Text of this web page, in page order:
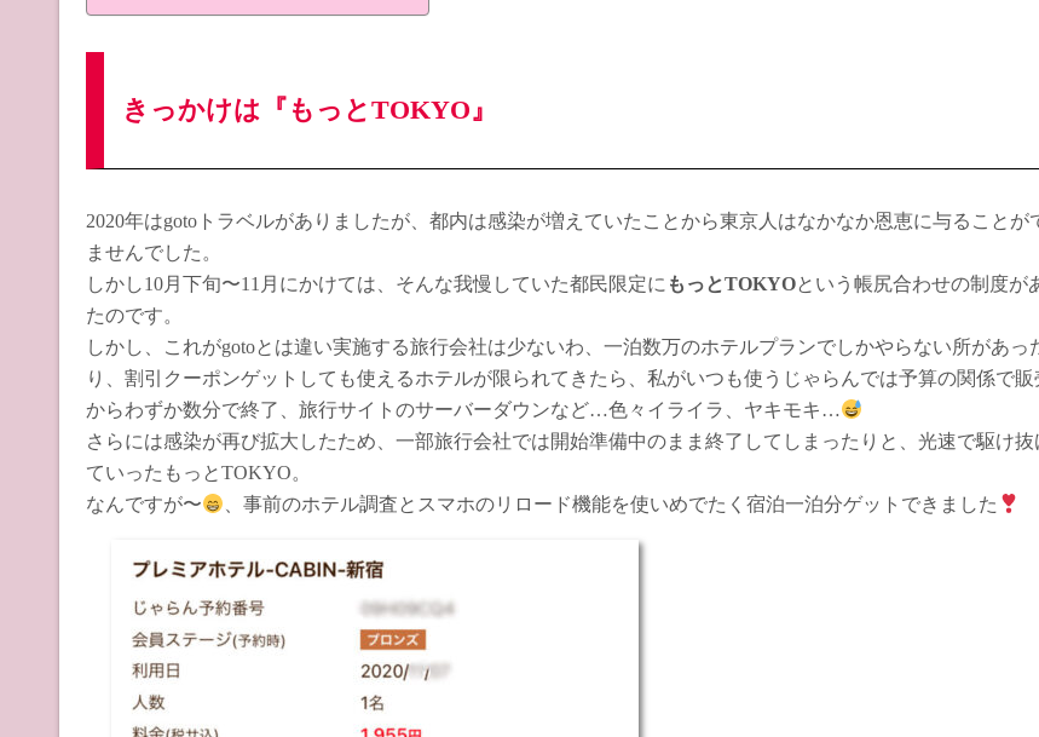
きっかけは『もっとTOKYO』
2020年はgotoトラベルがありましたが、都内は感染が増えていたことから東京人はなかなか恩恵に与ることが
ませんでした。
しかし10月下旬〜11月にかけては、そんな我慢していた都民限定に もっとTOKYOという帳尻合わせの制度が
たのです。
しかし、これがgotoとは違い実施する旅行会社は少ないわ、一泊数万のホテルプランでしかやらない所があっ
り、割引クーポンゲットしても使えるホテルが限られてきたら、私がいつも使うじゃらんでは予算の関係で販
からわずか数分で終了、旅行サイトのサーバーダウンなど…色々イライラ、ヤキモキ…
さらには感染が再び拡大したため、一部旅行会社では開始準備中のまま終了してしまったりと、光速で駆け抜
ていったもっとTOKYO。
なんですが〜
、事前のホテル調査とスマホのリロード機能を使いめでたく宿泊一泊分ゲットできました